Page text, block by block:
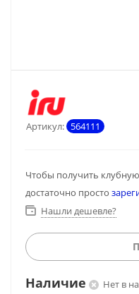
Артикул: 564111
Чтобы получить
достаточно просто
Нашли дешевле?
Наличие Нет в